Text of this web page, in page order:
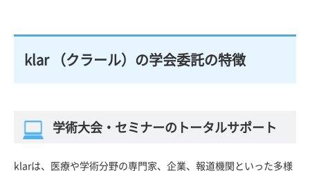
klar （クラール）の学会委託の特徴
学術大会・セミナーのトータルサポート
klarは、医療や学術分野の専門家、企業、報道機関といった多様